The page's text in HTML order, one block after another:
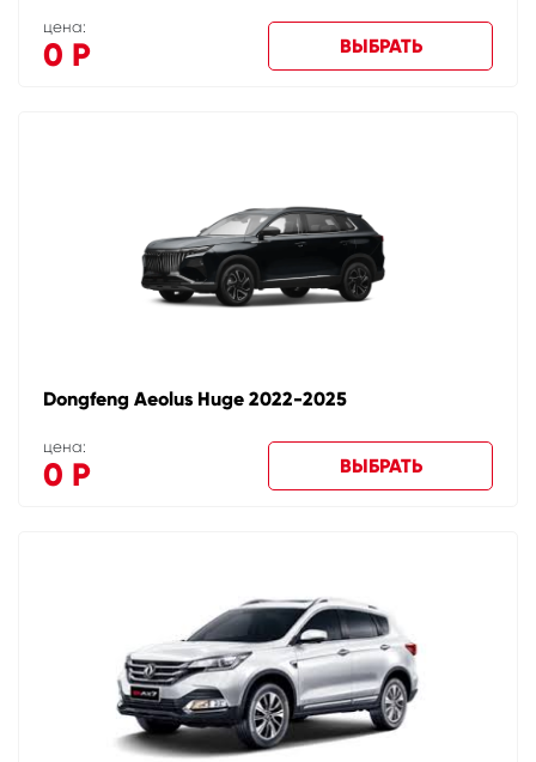
цена:
0 Р ВЫБРАТЬ
Dongfeng Aeolus Huge 2022-2025
цена:
0 Р ВЫБРАТЬ